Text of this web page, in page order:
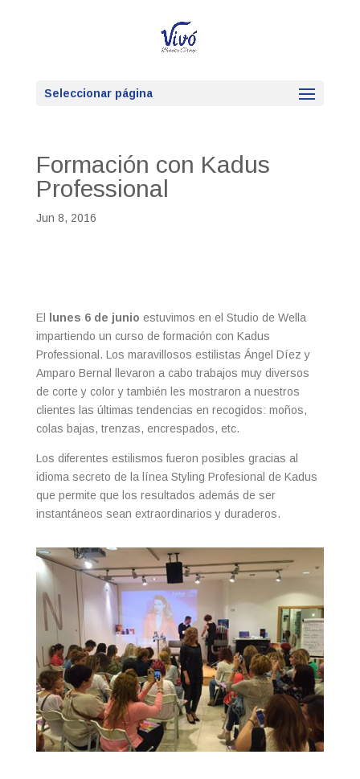
Seleccionar página
Formación con Kadus
Professional
Jun 8, 2016
El lunes 6 de junio estuvimos en el Studio de Wella
impartiendo un curso de formación con Kadus
Professional. Los maravillosos estilistas Ángel Díez y
Amparo Bernal llevaron a cabo trabajos muy diversos
de corte y color y también les mostraron a nuestros
clientes las últimas tendencias en recogidos: moños,
colas bajas, trenzas, encrespados, etc.
Los diferentes estilismos fueron posibles gracias al
idioma secreto de la línea Styling Profesional de Kadus
que permite que los resultados además de ser
instantáneos sean extraordinarios y duraderos.